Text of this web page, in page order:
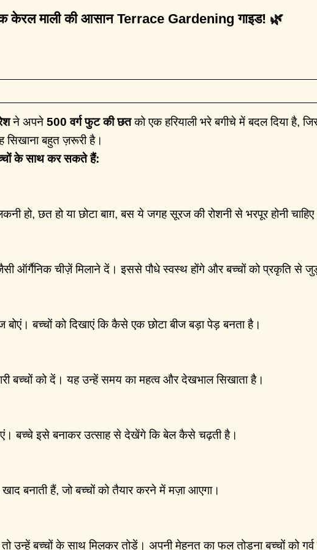
केरल माली की आसान Terrace Gardening गाइड! 🌿
ने अपने 500 वर्ग फुट की छतको एक हरियाली भरे बगीचे में बदल दिया है,
सिखाना बहुत ज़रूरी है।
के साथ कर सकते हैं:
हो, छत हो या छोटा बाग़, बस ये जगह सूरज की रोशनी से भरपूर होनी
ऑर्गैनिक चीज़ें मिलाने दें। इससे पौधे स्वस्थ होंगे और बच्चों को प्रकृति से
बोएं। बच्चों को दिखाएं कि कैसे एक छोटा बीज बड़ा पेड़ बनता है।
बच्चों को दें। यह उन्हें समय का महत्व और देखभाल सिखाता है।
बच्चे इसे बनाकर उत्साह से देखेंगे कि बेल कैसे चढ़ती है।
बनाती हैं, जो बच्चों को तैयार करने में मज़ा आएगा।
उन्हें बच्चों के साथ मिलकर तोड़ें। अपनी मेहनत का फल तोड़ना बच्चों को गर्व